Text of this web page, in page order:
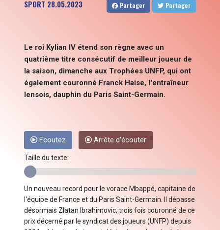
SPORT 28.05.2023 Partager Partager
Le roi Kylian IV étend son règne avec un
quatrième titre consécutif de meilleur joueur de
la saison, dimanche aux Trophées UNFP, qui ont
également couronné Franck Haise, l'entraîneur
lensois, dauphin du Paris Saint-Germain.
Ecoutez Arrête d'écouter
Taille du texte:
Un nouveau record pour le vorace Mbappé, capitaine de
l'équipe de France et du Paris Saint-Germain. Il dépasse
désormais Zlatan Ibrahimovic, trois fois couronné de ce
prix décerné par le syndicat des joueurs (UNFP) depuis